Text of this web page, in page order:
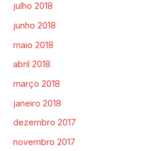
julho 2018
junho 2018
maio 2018
abril 2018
março 2018
janeiro 2018
dezembro 2017
novembro 2017